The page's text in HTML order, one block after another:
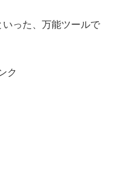
った、万能ツールで
ク